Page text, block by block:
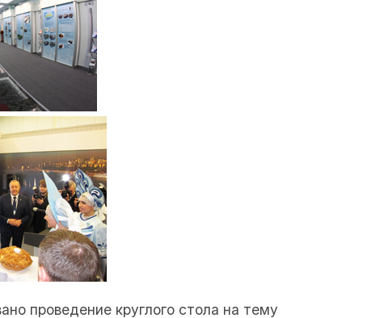
проведение круглого стола на тему